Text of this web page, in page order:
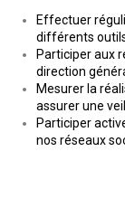
Effectuer
différents
Participer aux
direction
Mesurer la
assurer une
Participer
nos réseaux